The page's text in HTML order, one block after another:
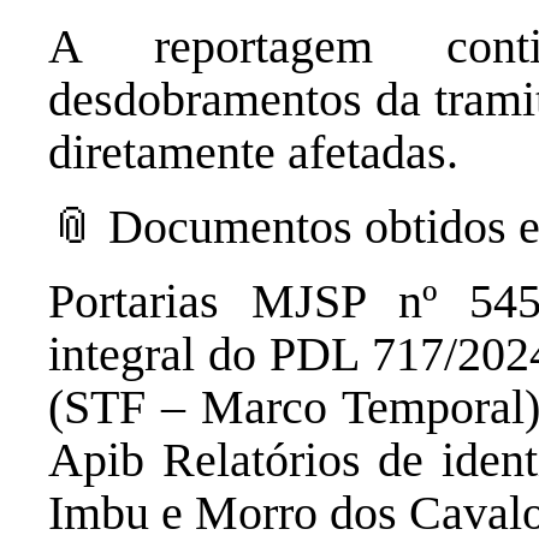
A reportagem
desdobramentos da
diretamente afetadas.
📎 Documentos obtidos
Portarias MJSP nº
integral do PDL 717/
(STF – Marco
Apib Relatórios de
Imbu e Morro dos